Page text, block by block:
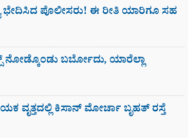
ಭೇದಿಸಿದ ಪೊಲೀಸರು! ಈ ರೀತಿ ಯಾರಿಗೂ ಸಹ
ಬರ್ಬೋದು, ಯಾರೆಲ್ಲಾ
ವೃತ್ತದಲ್ಲಿ ಕಿಸಾನ್ ಮೋರ್ಚಾ ಬೃಹತ್ ರಸ್ತೆ